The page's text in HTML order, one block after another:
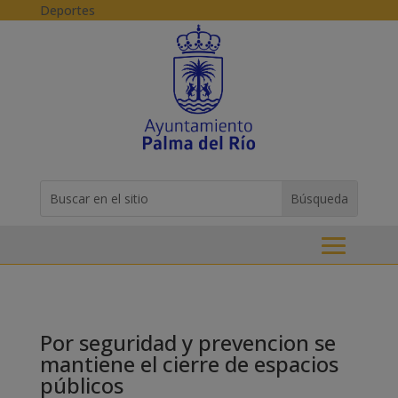
Skip to content
Deportes
for...
Por seguridad y prevencion se
mantiene el cierre de espacios
públicos